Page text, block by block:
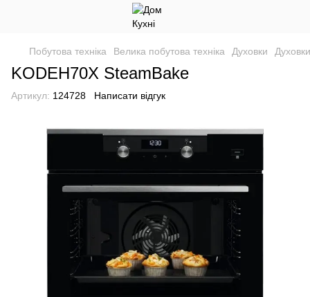
Побутова техніка Велика побутова техніка Духовки
KODEH70X SteamBake
Артикул: 124728 Написати відгук